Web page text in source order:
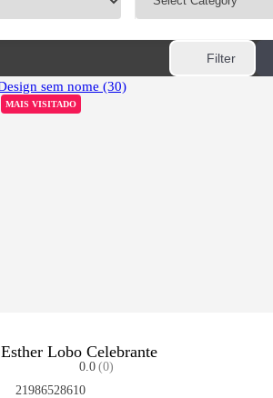
Filter
MAIS VISITADO
Esther Lobo Celebrante
0.0 (0)
21986528610